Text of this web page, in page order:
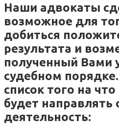
Наши адвокаты
возможное для
добиться
результата и
полученный Вами
судебном
список того на
будет направлять
деятельность: